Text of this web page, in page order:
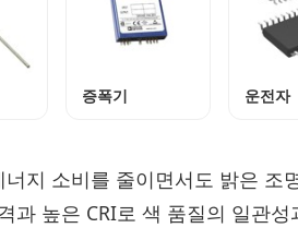
증폭기 운전자
지 소비를 줄이면서도 밝은 조
과 높은 CRI로 색 품질의 일관